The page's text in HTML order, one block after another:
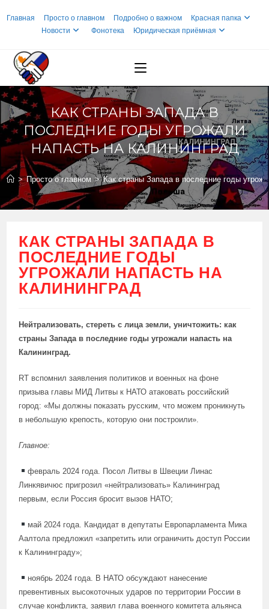
Главная Просто о главном Подробно о важном
Красная папка
Новости
Фонотека Юридическая приёмная
КАК СТРАНЫ ЗАПАДА В
ПОСЛЕДНИЕ ГОДЫ УГРОЖАЛИ
НАПАСТЬ НА КАЛИНИНГРАД
> Просто о главном > Как страны Запада в последние годы
КАК СТРАНЫ ЗАПАДА В
ПОСЛЕДНИЕ ГОДЫ
УГРОЖАЛИ НАПАСТЬ НА
КАЛИНИНГРАД
Нейтрализовать, стереть с лица земли, уничтожить: как
страны Запада в последние годы угрожали напасть на
Калининград.
RT вспомнил заявления политиков и военных на фоне
призыва главы МИД Литвы к НАТО атаковать российский
город: «Мы должны показать русским, что можем проникнуть
в небольшую крепость, которую они построили».
Главное:
февраль 2024 года. Посол Литвы в Швеции Линас
Линкявичюс пригрозил «нейтрализовать» Калининград
первым, если Россия бросит вызов НАТО;
май 2024 года. Кандидат в депутаты Европарламента Мика
Аалтола предложил «запретить или ограничить доступ России
к Калининграду»;
ноябрь 2024 года. В НАТО обсуждают нанесение
превентивных высокоточных ударов по территории России в
случае конфликта, заявил глава военного комитета альянса